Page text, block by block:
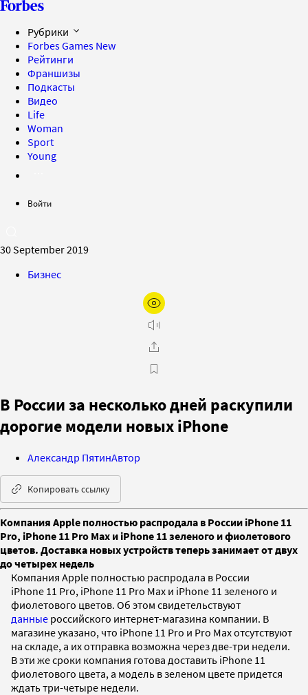
Рубрики
Forbes Games New
Рейтинги
Франшизы
Подкасты
Видео
Life
Woman
Sport
Young
Войти
30 September 2019
Бизнес
В России за несколько дней раскупили
дорогие модели новых iPhone
Александр ПятинАвтор
Копировать ссылку
Компания Apple полностью распродала в России iPhone 11
Pro, iPhone 11 Pro Max и iPhone 11 зеленого и фиолетового
цветов. Доставка новых устройств теперь занимает от двух
до четырех недель
Компания Apple полностью распродала в России
iPhone 11 Pro, iPhone 11 Pro Max и iPhone 11 зеленого и
фиолетового цветов. Об этом свидетельствуют
данные российского интернет-магазина компании. В
магазине указано, что iPhone 11 Pro и Pro Max отсутствуют
на складе, а их отправка возможна через две-три недели.
В эти же сроки компания готова доставить iPhone 11
фиолетового цвета, а модель в зеленом цвете придется
ждать три-четыре недели.